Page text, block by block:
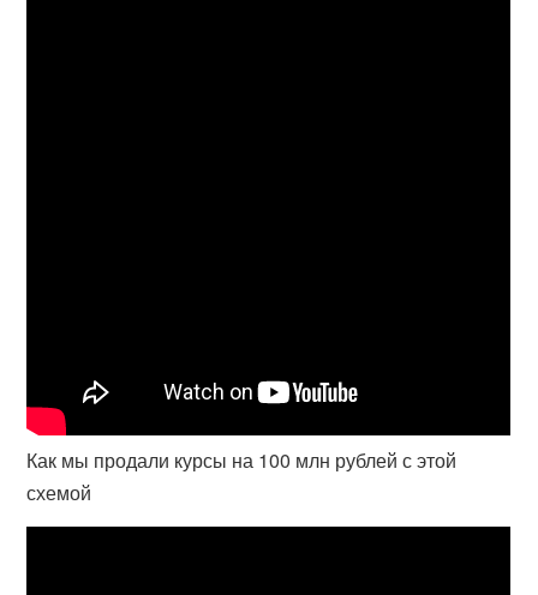
Как мы продали курсы на 100 млн рублей с этой
схемой